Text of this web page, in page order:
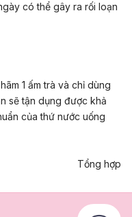
có thể gây ra rối loạn
1 ấm trà và chỉ dùng
sẽ tận dụng được khả
của thứ nước uống
Tổng hợp